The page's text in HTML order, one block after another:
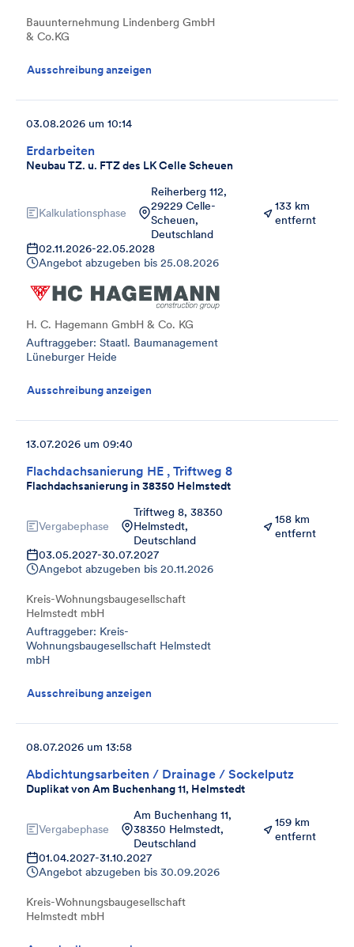
Bauunternehmung Lindenberg GmbH
& Co.KG
Ausschreibung anzeigen
Erdarbeiten
Neubau TZ. u. FTZ des LK Celle Scheuen
03.08.2026 um 10:14
Kalkulationsphase
Reiherberg 112,
29229 Celle-
Scheuen,
Deutschland
133 km
entfernt
02.11.2026-22.05.2028
Angebot abzugeben bis 25.08.2026
H. C. Hagemann GmbH & Co. KG
Auftraggeber: Staatl. Baumanagement
Lüneburger Heide
Ausschreibung anzeigen
Flachdachsanierung HE , Triftweg 8
Flachdachsanierung in 38350 Helmstedt
13.07.2026 um 09:40
Vergabephase
Triftweg 8, 38350
Helmstedt,
Deutschland
158 km
entfernt
03.05.2027-30.07.2027
Angebot abzugeben bis 20.11.2026
Kreis-Wohnungsbaugesellschaft
Helmstedt mbH
Auftraggeber: Kreis-
Wohnungsbaugesellschaft Helmstedt
mbH
Ausschreibung anzeigen
Abdichtungsarbeiten / Drainage / Sockelputz
Duplikat von Am Buchenhang 11, Helmstedt
08.07.2026 um 13:58
Vergabephase
Am Buchenhang 11,
38350 Helmstedt,
Deutschland
159 km
entfernt
01.04.2027-31.10.2027
Angebot abzugeben bis 30.09.2026
Kreis-Wohnungsbaugesellschaft
Helmstedt mbH